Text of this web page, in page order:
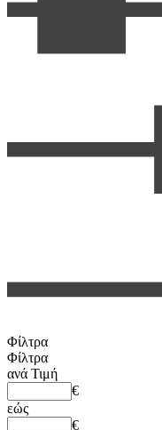
Φίλτρα
Φίλτρα
ανά Τιμή
€
εώς
€